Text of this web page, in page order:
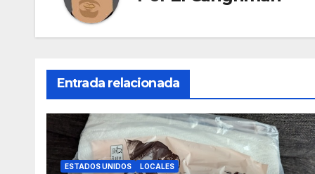
Entrada relacionada
ESTADOS UNIDOS LOCALES